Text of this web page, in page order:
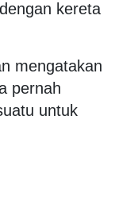
kereta
mengatakan
pernah
untuk